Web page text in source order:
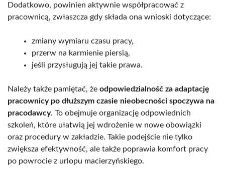
Dodatkowo, powinien aktywnie współpracować z
pracownicą, zwłaszcza gdy składa ona wnioski dotyczące:
zmiany wymiaru czasu pracy,
przerw na karmienie piersią,
jeśli przysługują jej takie prawa.
Należy także pamiętać, że odpowiedzialność za adaptację
pracownicy po dłuższym czasie nieobecności spoczywa na
pracodawcy. To obejmuje organizację odpowiednich
szkoleń, które ułatwią jej wdrożenie w nowe obowiązki
oraz procedury w zakładzie. Takie podejście nie tylko
zwiększa efektywność, ale także poprawia komfort pracy
po powrocie z urlopu macierzyńskiego.